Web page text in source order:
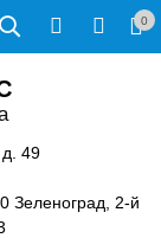
0
49
Зеленоград, 2-й